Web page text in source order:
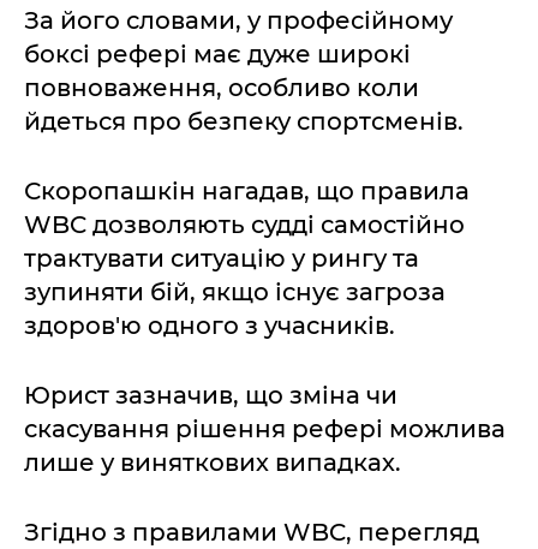
За його словами, у професійному
боксі рефері має дуже широкі
повноваження, особливо коли
йдеться про безпеку спортсменів.
Скоропашкін нагадав, що правила
WBC дозволяють судді самостійно
трактувати ситуацію у рингу та
зупиняти бій, якщо існує загроза
здоров'ю одного з учасників.
Юрист зазначив, що зміна чи
скасування рішення рефері можлива
лише у виняткових випадках.
Згідно з правилами WBC, перегляд